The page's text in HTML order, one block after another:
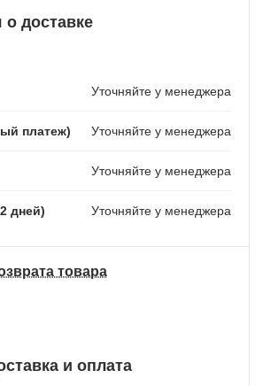
доставке
Уточняйте у менеджера
платеж) Уточняйте у менеджера
Уточняйте у менеджера
дней) Уточняйте у менеджера
товара
и оплата